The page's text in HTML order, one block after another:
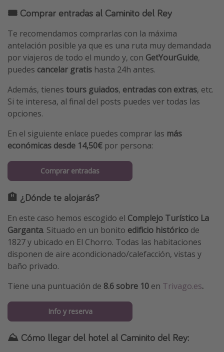
🎟 Comprar entradas al Caminito del Rey
Te recomendamos comprarlas con la máxima
antelación posible ya que es una ruta muy demandada
por viajeros de todo el mundo y, con GetYourGuide,
puedes cancelar gratis hasta 24h antes.
Además, tienes tours guiados, entradas con extras, etc.
Si te interesa, al final del posts puedes ver todas las
opciones.
En el siguiente enlace puedes comprar las más
económicas desde 14,50€ por persona:
Comprar entradas
🏨 ¿Dónde te alojarás?
En este caso hemos escogido el Complejo Turístico La
Garganta. Situado en un bonito edificio histórico de
1827 y ubicado en El Chorro. Todas las habitaciones
disponen de aire acondicionado/calefacción, vistas y
baño privado.
Tiene una puntuación de 8.6 sobre 10 en Trivago.es.
Info y reserva
⛰️ Cómo llegar del hotel al Caminito del Rey: